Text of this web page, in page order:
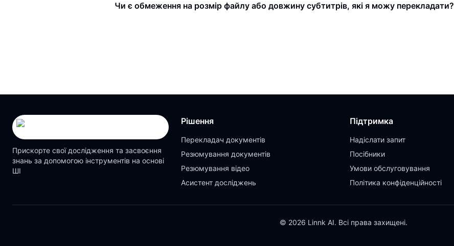
Чи є обмеження на розмір файлу або довжину субтитрів, які я можу перекладати?
Прискорте свої дослідження та засвоєння
знань за допомогою інструментів на основі
ШІ
Рішення
Перекладач документів
Резюмування документів
Резюмування відео
Асистент досліджень
Підтримка
Надіслати запит
Посібники
Умови обслуговування
Політика конфіденційності
© 2026 Linnk AI. Всі права захищені.